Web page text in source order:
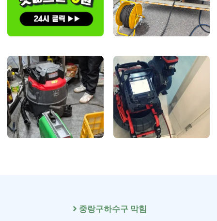
중랑구하수구 막힘